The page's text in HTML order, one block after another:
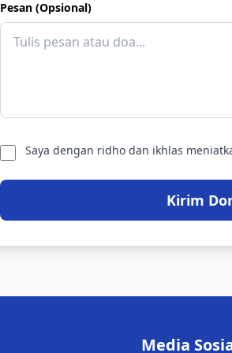
Pesan (Opsional)
Saya dengan ridho dan ikhlas
Kirim
Media